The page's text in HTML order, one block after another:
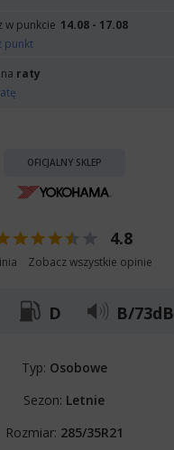
w punkcie 14.08 - 17.08
punkt
raty
OFICJALNY SKLEP
4.8
Zobacz wszystkie opinie
D B/73dB
Typ: Osobowe
Sezon: Letnie
Rozmiar: 285/35R21